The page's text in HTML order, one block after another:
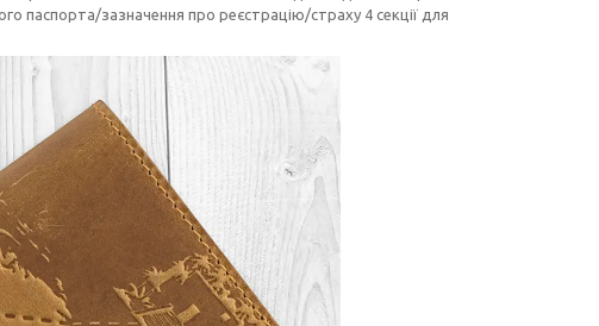
паспорта/зазначення про реєстрацію/страху 4 секції для